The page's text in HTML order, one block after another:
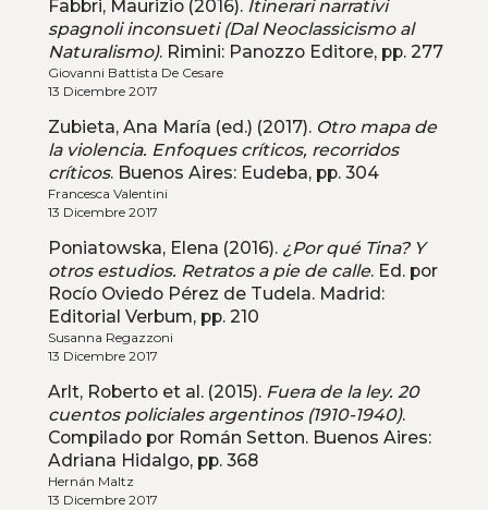
Fabbri, Maurizio (2016). Itinerari narrativi
spagnoli inconsueti (Dal Neoclassicismo al
Naturalismo). Rimini: Panozzo Editore, pp. 277
Giovanni Battista De Cesare
13 Dicembre 2017
Zubieta, Ana María (ed.) (2017). Otro mapa de
la violencia. Enfoques críticos, recorridos
críticos. Buenos Aires: Eudeba, pp. 304
Francesca Valentini
13 Dicembre 2017
Poniatowska, Elena (2016). ¿Por qué Tina? Y
otros estudios. Retratos a pie de calle. Ed. por
Rocío Oviedo Pérez de Tudela. Madrid:
Editorial Verbum, pp. 210
Susanna Regazzoni
13 Dicembre 2017
Arlt, Roberto et al. (2015). Fuera de la ley. 20
cuentos policiales argentinos (1910-1940).
Compilado por Román Setton. Buenos Aires:
Adriana Hidalgo, pp. 368
Hernán Maltz
13 Dicembre 2017